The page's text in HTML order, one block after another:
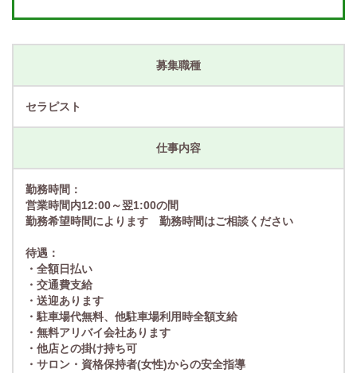
募集職種
セラピスト
仕事内容
勤務時間：
営業時間内12:00～翌1:00の間
勤務希望時間によります 勤務時間はご相談ください
待遇：
・全額日払い
・交通費支給
・送迎あります
・駐車場代無料、他駐車場利用時全額支給
・無料アリバイ会社あります
・他店との掛け持ち可
・サロン・資格保持者(女性)からの安全指導